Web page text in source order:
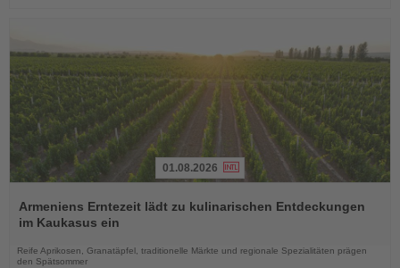
Sie
die
01.08.2026
Armeniens Erntezeit lädt zu kulinarischen Entdeckungen
im Kaukasus ein
Reife Aprikosen, Granatäpfel, traditionelle Märkte und regionale Spezialitäten prägen
den Spätsommer